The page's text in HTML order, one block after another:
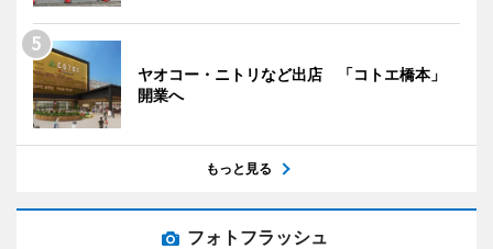
ヤオコー・ニトリなど出店 「コトエ橋本」
開業へ
もっと見る
フォトフラッシュ